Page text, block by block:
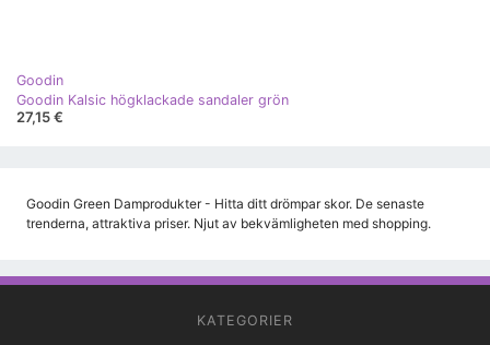
Goodin
Goodin Kalsic högklackade sandaler grön
27,15 €
Goodin Green Damprodukter - Hitta ditt drömpar skor. De senaste
trenderna, attraktiva priser. Njut av bekvämligheten med shopping.
KATEGORIER